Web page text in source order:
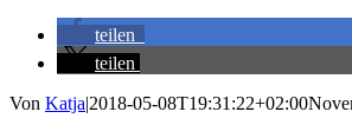
teilen
teilen
Von Katja|2018-05-08T19:31:22+02:00